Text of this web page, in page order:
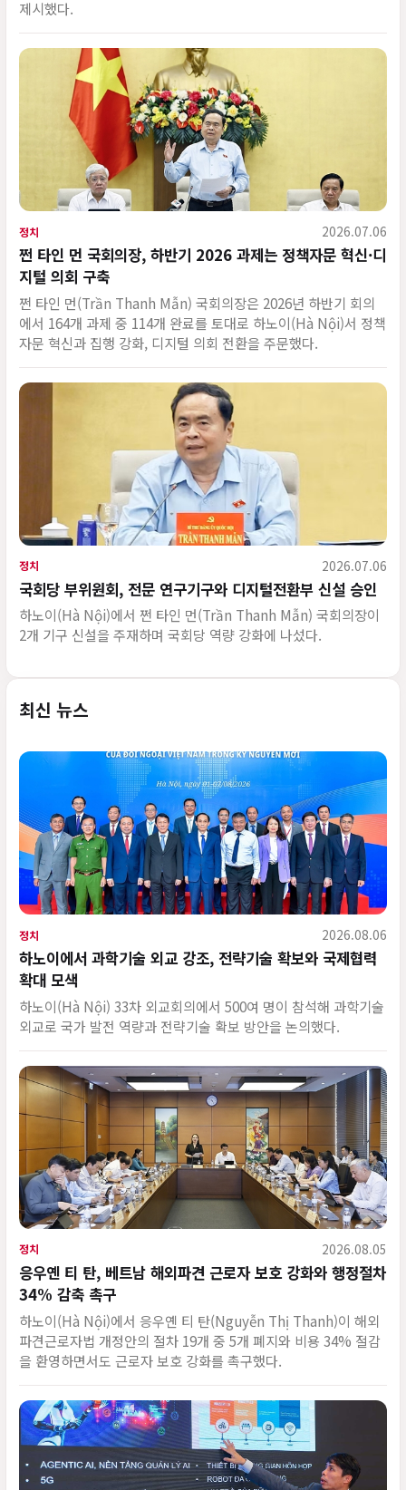
제시했다.
정치 2026.07.06
쩐 타인 먼 국회의장, 하반기 2026 과제는 정책자문 혁신·디
지털 의회 구축
쩐 타인 먼(Trần Thanh Mẫn) 국회의장은 2026년 하반기 회의
에서 164개 과제 중 114개 완료를 토대로 하노이(Hà Nội)서 정책
자문 혁신과 집행 강화, 디지털 의회 전환을 주문했다.
정치 2026.07.06
국회당 부위원회, 전문 연구기구와 디지털전환부 신설 승인
하노이(Hà Nội)에서 쩐 타인 먼(Trần Thanh Mẫn) 국회의장이
2개 기구 신설을 주재하며 국회당 역량 강화에 나섰다.
최신 뉴스
정치 2026.08.06
하노이에서 과학기술 외교 강조, 전략기술 확보와 국제협력
확대 모색
하노이(Hà Nội) 33차 외교회의에서 500여 명이 참석해 과학기술
외교로 국가 발전 역량과 전략기술 확보 방안을 논의했다.
정치 2026.08.05
응우옌 티 탄, 베트남 해외파견 근로자 보호 강화와 행정절차
34% 감축 촉구
하노이(Hà Nội)에서 응우옌 티 탄(Nguyễn Thị Thanh)이 해외
파견근로자법 개정안의 절차 19개 중 5개 폐지와 비용 34% 절감
을 환영하면서도 근로자 보호 강화를 촉구했다.